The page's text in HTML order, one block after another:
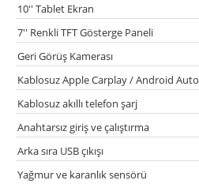
10'' Tablet Ekran
7'' Renkli TFT Gösterge Paneli
Geri Görüş Kamerası
Kablosuz Apple Carplay / Android Auto
Kablosuz akıllı telefon şarj
Anahtarsız giriş ve çalıştırma
Arka sıra USB çıkışı
Yağmur ve karanlık sensörü